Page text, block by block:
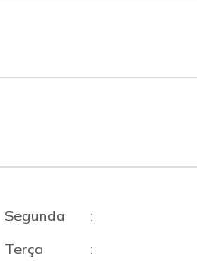
Segunda :
Terça
: